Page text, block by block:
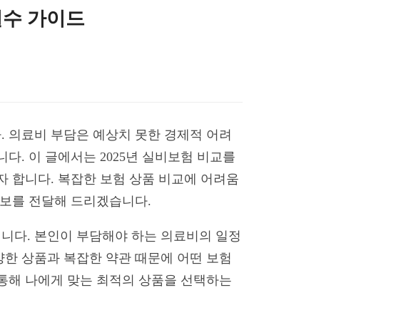
가이드
의료비 부담은 예상치 못한 경제적 어려
. 이 글에서는 2025년 실비보험 비교를
합니다. 복잡한 보험 상품 비교에 어려움
를 전달해 드리겠습니다.
다. 본인이 부담해야 하는 의료비의 일정
상품과 복잡한 약관 때문에 어떤 보험
해 나에게 맞는 최적의 상품을 선택하는